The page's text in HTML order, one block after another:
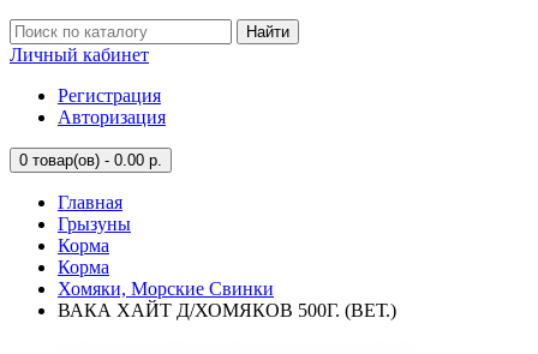
Найти
Личный кабинет
Регистрация
Авторизация
0 товар(ов) - 0.00 р.
Главная
Грызуны
Корма
Корма
Хомяки, Морские Свинки
ВАКА ХАЙТ Д/ХОМЯКОВ 500Г. (ВЕТ.)